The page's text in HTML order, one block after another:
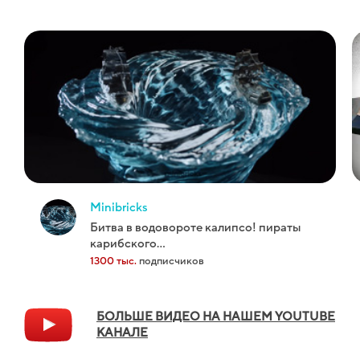
minibricks
битва в водовороте калипсо! пираты
карибского...
1300 тыс. подписчиков
БОЛЬШЕ ВИДЕО НА НАШЕМ YOUTUBE
КАНАЛЕ